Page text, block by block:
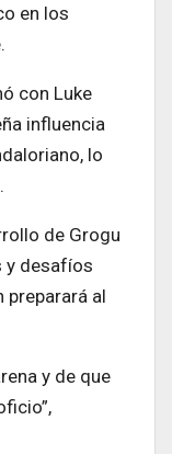
en los
con Luke
influencia
lo
de Grogu
y desafíos
preparará al
y de que